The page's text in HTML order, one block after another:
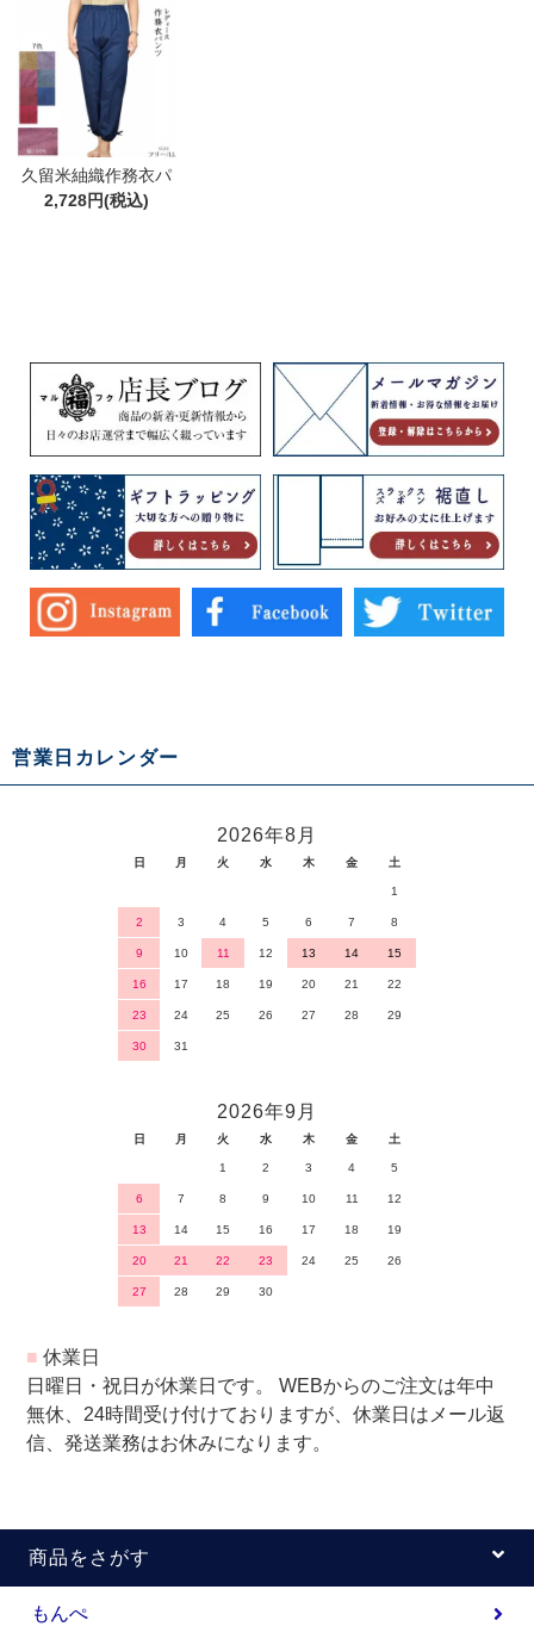
久留米紬織作務衣パ
ンツ 綿100% ML/LL
2,728円(税込)
営業日カレンダー
2026年8月
日 月 火 水 木 金 土
1
2 3 4 5 6 7 8
9 10 11 12 13 14 15
16 17 18 19 20 21 22
23 24 25 26 27 28 29
30 31
2026年9月
日 月 火 水 木 金 土
1 2 3 4 5
6 7 8 9 10 11 12
13 14 15 16 17 18 19
20 21 22 23 24 25 26
27 28 29 30
■ 休業日
日曜日・祝日が休業日です。 WEBからのご注文は年中
無休、24時間受け付けておりますが、休業日はメール返
信、発送業務はお休みになります。
商品をさがす
もんぺ